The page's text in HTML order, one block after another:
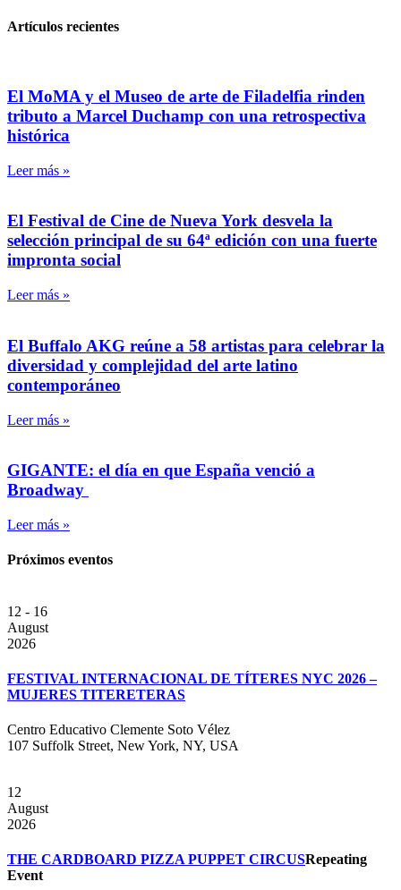
Artículos recientes
El MoMA y el Museo de arte de Filadelfia rinden
tributo a Marcel Duchamp con una retrospectiva
histórica
Leer más »
El Festival de Cine de Nueva York desvela la
selección principal de su 64ª edición con una fuerte
impronta social
Leer más »
El Buffalo AKG reúne a 58 artistas para celebrar la
diversidad y complejidad del arte latino
contemporáneo
Leer más »
GIGANTE: el día en que España venció a
Broadway
Leer más »
Próximos eventos
12 - 16
August
2026
FESTIVAL INTERNACIONAL DE TÍTERES NYC 2026 –
MUJERES TITERETERAS
Centro Educativo Clemente Soto Vélez
107 Suffolk Street, New York, NY, USA
12
August
2026
THE CARDBOARD PIZZA PUPPET CIRCUSRepeating
Event